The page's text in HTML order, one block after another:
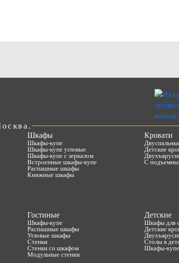
Шкафы
Шкафы-купе
Шкафы-купе угловые
Шкафы-купе с зеркалом
Встроенные шкафы-купе
Распашные шкафы
Книжные шкафы
Кровати
Детские
С
Гостиные
Шкафы-купе
Распашные шкафы
Угловые шкафы
Стенки
Стенки со шкафом
Модульные стенки
Детские
Шкафы для
Детские
Столы в
Шкафы-